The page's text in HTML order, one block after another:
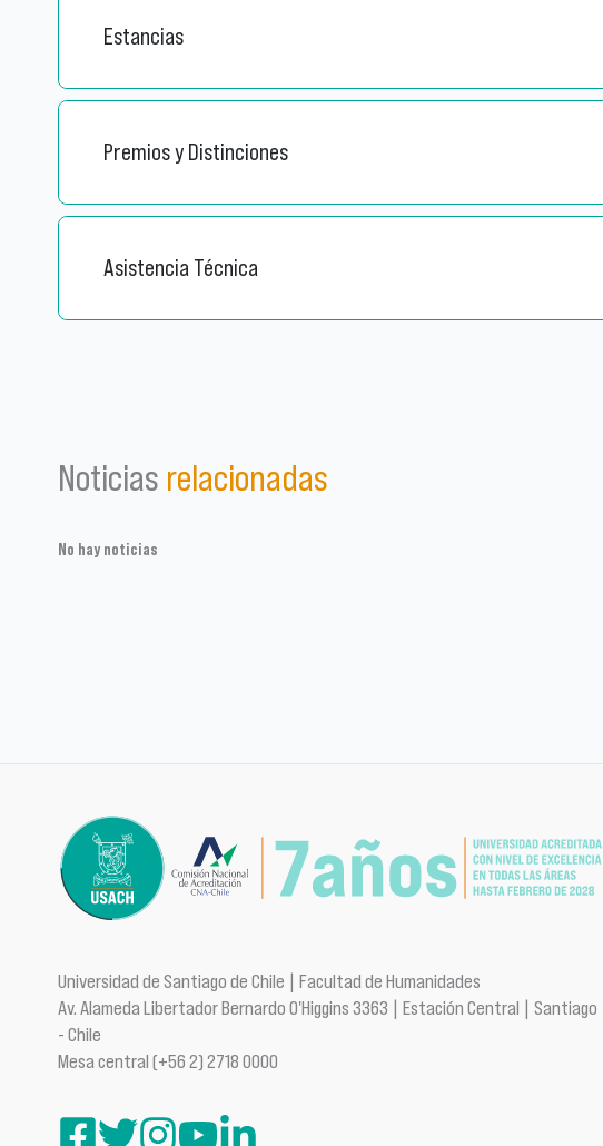
Estancias
Premios y Distinciones
Asistencia Técnica
Noticias relacionadas
No hay noticias
Universidad de Santiago de Chile | Facultad de Humanidades
Av. Alameda Libertador Bernardo O'Higgins 3363 | Estación Central | Santiago
- Chile
Mesa central (+56 2) 2718 0000